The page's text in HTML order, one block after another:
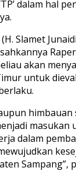
dalam hal
Slamet
akan
untuk
masukan
dalam
Sampang”,